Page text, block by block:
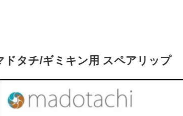
ドタチ/ギミキン用 スペアリップ